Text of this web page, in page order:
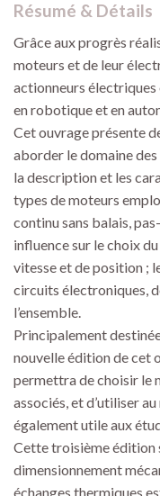
Résumé & Détails
Grâce aux progrès
moteurs et de leur
actionneurs
en robotique et en
Cet ouvrage présente
aborder le domaine
la description et les
types de moteurs
continu sans balais,
influence sur le choix
vitesse et de position ;
circuits électroniques,
l’ensemble.
Principalement
nouvelle édition de cet
permettra de choisir le
associés, et d’utiliser
également utile aux
Cette troisième édition
dimensionnement
échanges thermiques